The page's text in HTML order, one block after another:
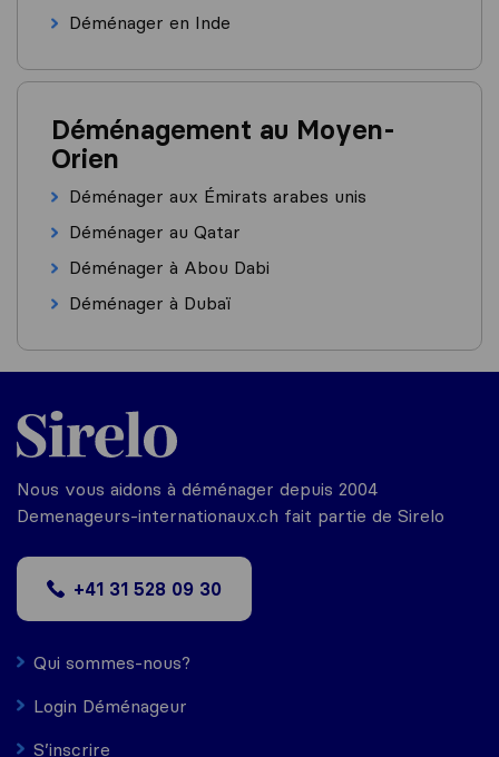
Déménager en Inde
Déménagement au Moyen-
Orien
Déménager aux Émirats arabes unis
Déménager au Qatar
Déménager à Abou Dabi
Déménager à Dubaï
Nous vous aidons à déménager depuis 2004
Demenageurs-internationaux.ch fait partie de Sirelo
+41 31 528 09 30
Qui sommes-nous?
Login Déménageur
S’inscrire